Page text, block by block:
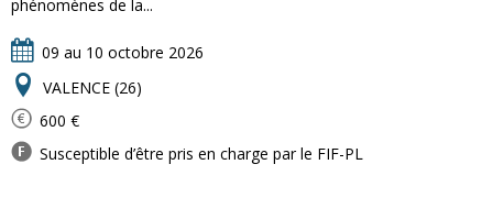
phénomènes de la...
09 au 10 octobre 2026
VALENCE (26)
600 €
Susceptible d’être pris en charge par le FIF-PL